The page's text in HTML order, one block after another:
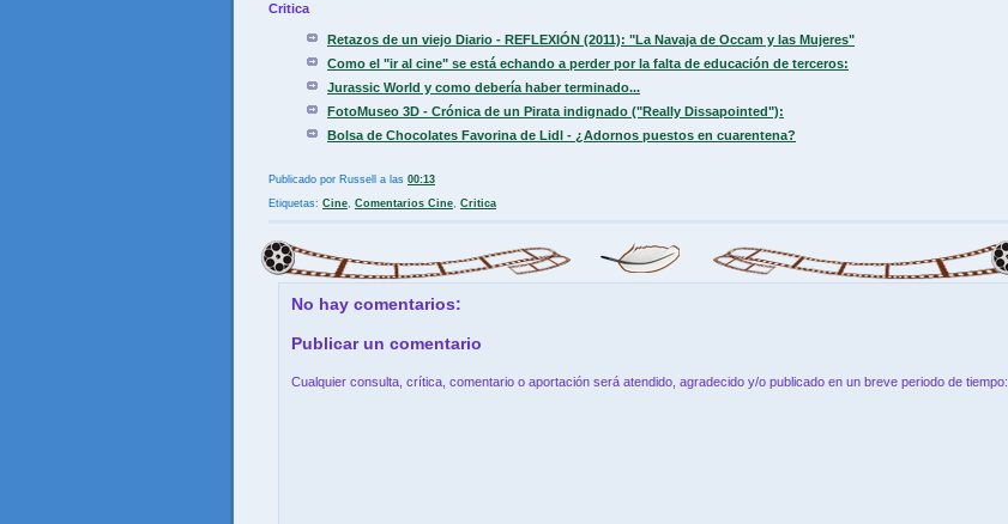
Critica
Retazos de un viejo Diario - REFLEXIÓN (2011): "La Navaja de Occam y las Mujeres"
Como el "ir al cine" se está echando a perder por la falta de educación de terceros:
Jurassic World y como debería haber terminado...
FotoMuseo 3D - Crónica de un Pirata indignado ("Really Dissapointed"):
Bolsa de Chocolates Favorina de Lidl - ¿Adornos puestos en cuarentena?
Publicado por Russell a las 00:13
Etiquetas: Cine Comentarios Cine Critica
No hay comentarios:
Publicar un comentario
Cualquier consulta, crítica, comentario o aportación será atendido, agradecido y/o publicado en un breve periodo de tiempo: